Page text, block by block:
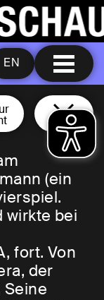
EN
(ein
wirkte bei
fort. Von
der